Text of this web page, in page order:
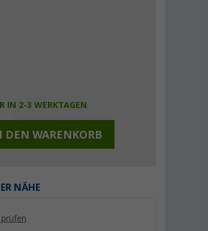
IN 2-3 WERKTAGEN
DEN WARENKORB
NÄHE